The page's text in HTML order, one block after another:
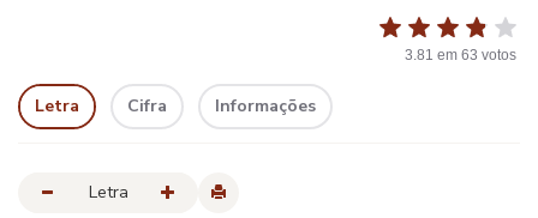
3.81 em 63 votos
Letra Cifra Informações
Letra